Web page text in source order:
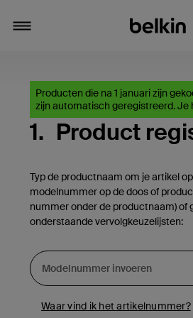
Producten die na 1 januari zijn
zijn automatisch geregistreerd. Je
1. Product
Typ de productnaam om je artikel
modelnummer op de doos of
nummer onder de productnaam) of
onderstaande vervolgkeuzelijsten:
Waar vind ik het artikelnummer?